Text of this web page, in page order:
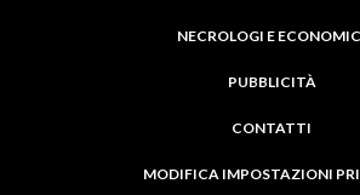
NECROLOGI E
PUBBLICITÀ
CONTATTI
MODIFICA IMPOSTAZIONI